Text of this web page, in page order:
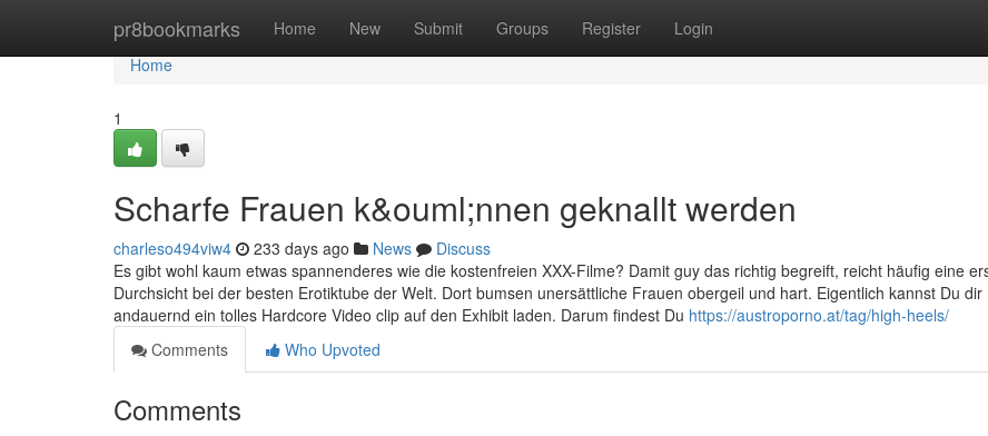
pr8bookmarks Home New Submit Groups Register Login
Home
Home
1
Scharfe Frauen k&ouml;nnen geknallt werden
charleso494viw4 233 days ago News
Discuss
Es gibt wohl kaum etwas spannenderes wie die kostenfreien XXX-Filme? Damit guy das richtig begreift, reicht häufig eine
Durchsicht bei der besten Erotiktube der Welt. Dort bumsen unersättliche Frauen obergeil und hart. Eigentlich kannst Du dir
andauernd ein tolles Hardcore Video clip auf den Exhibit laden. Darum findest Du https://austroporno.at/tag/high-heels/
Comments
Who Upvoted
Comments